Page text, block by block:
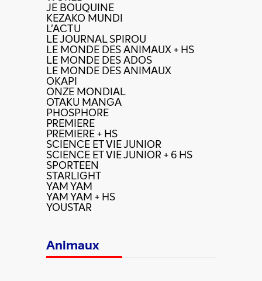
JE BOUQUINE
KEZAKO MUNDI
L'ACTU
LE JOURNAL SPIROU
LE MONDE DES ANIMAUX + HS
LE MONDE DES ADOS
LE MONDE DES ANIMAUX
OKAPI
ONZE MONDIAL
OTAKU MANGA
PHOSPHORE
PREMIERE
PREMIERE + HS
SCIENCE ET VIE JUNIOR
SCIENCE ET VIE JUNIOR + 6 HS
SPORTEEN
STARLIGHT
YAM YAM
YAM YAM + HS
YOUSTAR
Animaux